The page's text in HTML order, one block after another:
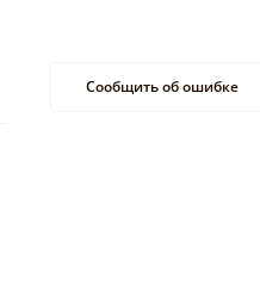
Сообщить об ошибке